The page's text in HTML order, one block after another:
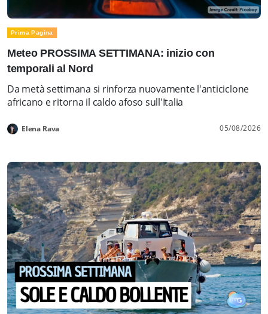
Prima Pagina
Meteo PROSSIMA SETTIMANA: inizio con
temporali al Nord
Da metà settimana si rinforza nuovamente l'anticiclone
africano e ritorna il caldo afoso sull'Italia
Elena Rava 05/08/2026